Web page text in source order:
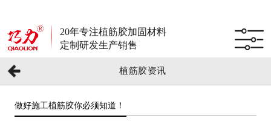
20年专注植筋胶加固材料
定制研发生产销售
植筋胶资讯
做好施工植筋胶你必须知道！